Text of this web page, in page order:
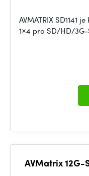
AVMATRIX SD1141
1×4 pro SD/HD/
AVMatrix